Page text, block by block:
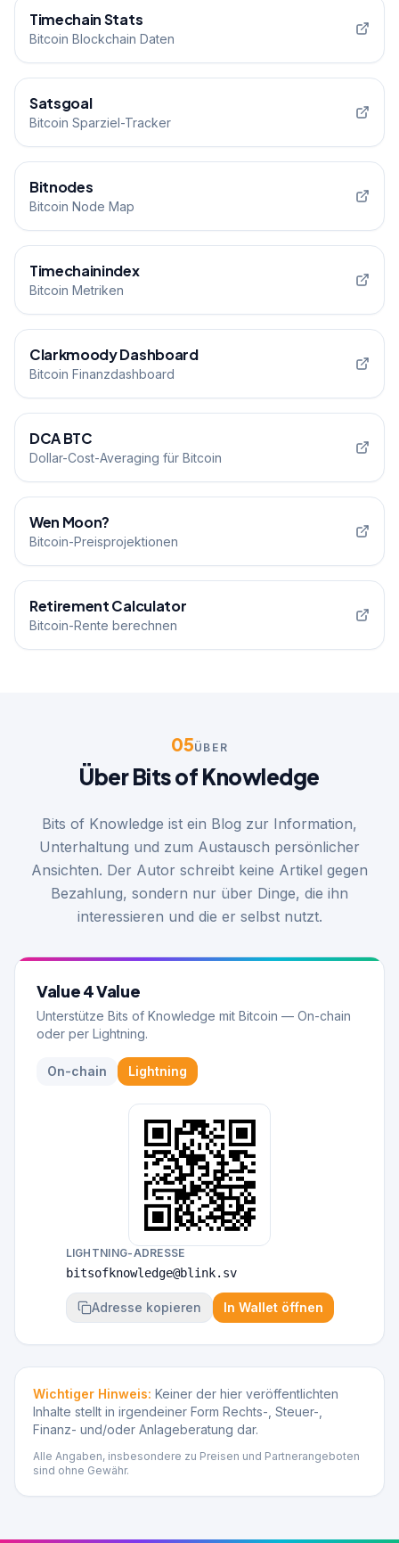
Timechain Stats
Bitcoin Blockchain Daten
Satsgoal
Bitcoin Sparziel-Tracker
Bitnodes
Bitcoin Node Map
Timechainindex
Bitcoin Metriken
Clarkmoody Dashboard
Bitcoin Finanzdashboard
DCA BTC
Dollar-Cost-Averaging für Bitcoin
Wen Moon?
Bitcoin-Preisprojektionen
Retirement Calculator
Bitcoin-Rente berechnen
05ÜBER
Über Bits of Knowledge
Bits of Knowledge ist ein Blog zur Information,
Unterhaltung und zum Austausch persönlicher
Ansichten. Der Autor schreibt keine Artikel gegen
Bezahlung, sondern nur über Dinge, die ihn
interessieren und die er selbst nutzt.
Value 4 Value
Unterstütze Bits of Knowledge mit Bitcoin — On-chain
oder per Lightning.
On-chain Lightning
LIGHTNING-ADRESSE
bitsofknowledge@blink.sv
Adresse kopieren In Wallet öffnen
Wichtiger Hinweis: Keiner der hier veröffentlichten
Inhalte stellt in irgendeiner Form Rechts-, Steuer-,
Finanz- und/oder Anlageberatung dar.
Alle Angaben, insbesondere zu Preisen und Partnerangeboten
sind ohne Gewähr.